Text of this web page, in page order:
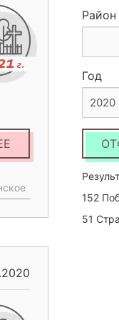
Район
Год
2020
152
51